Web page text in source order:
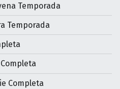
Temporada
Temporada
Completa